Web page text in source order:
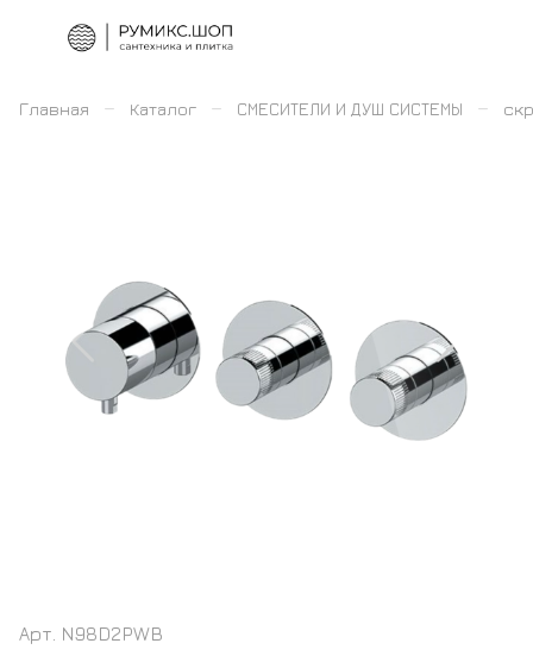
Главная – Каталог – СМЕСИТЕЛИ И ДУШ СИСТЕМЫ –
Арт. N98D2PWB